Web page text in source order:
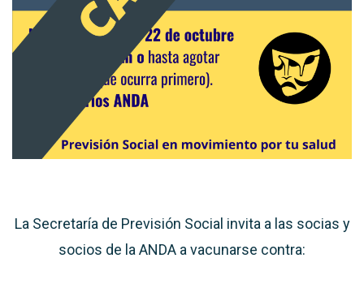
La Secretaría de Previsión Social invita a las socias y
socios de la ANDA a vacunarse contra: